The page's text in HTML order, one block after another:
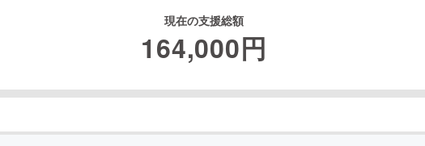
現在の支援総額
164,000円